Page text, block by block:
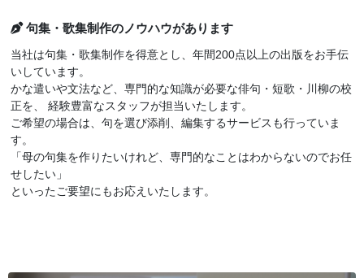
句集・歌集制作のノウハウがあります
当社は句集・歌集制作を得意とし、年間200点以上の出版をお手伝
いしています。
かな遣いや文法など、専門的な知識が必要な俳句・短歌・川柳の校
正を、 経験豊富なスタッフが担当いたします。
ご希望の場合は、句を選び添削、編集するサービスも行っていま
す。
「母の句集を作りたいけれど、専門的なことはわからないのでお任
せしたい」
といったご要望にもお応えいたします。